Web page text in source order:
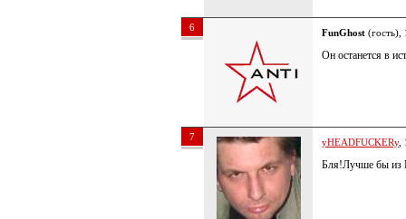
6 FunGhost (гость),
Он останется в
7 yHEADFUCKERy,
Бля!Лучше бы из